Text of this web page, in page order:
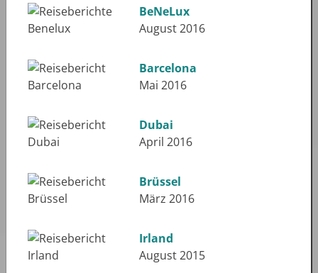
BeNeLux
August 2016
Barcelona
Mai 2016
Dubai
April 2016
Brüssel
März 2016
Irland
August 2015